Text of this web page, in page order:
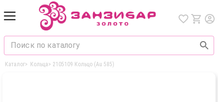
Каталог> Кольца> 2105109 Кольцо (Au 585)